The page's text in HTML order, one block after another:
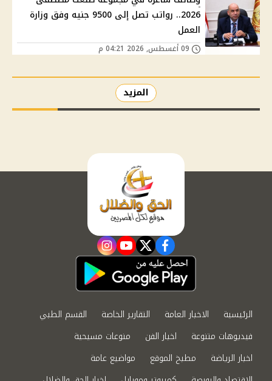
2026.. رواتب تصل إلى 9500 جنيه وفق وزارة
العمل
المزيد
facebook
twitter
youtube
instagram
الرئيسية الاخبار العامة التقارير الخاصة
القسم الطبي
فيديوهات متنوعة
اخبار الفن
منوعات مسيحية
اخبار الرياضة
مطبخ الموقع
مواضيع عامة